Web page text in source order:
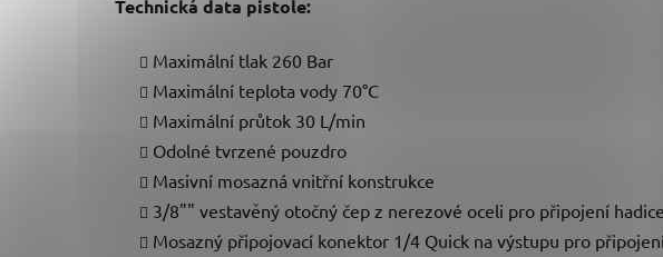
Technická data pistole:
Maximální tlak 260 Bar
Maximální teplota vody 70°C
Maximální průtok 30 L/min
Odolné tvrzené pouzdro
Masivní mosazná vnitřní konstrukce
3/8"" vestavěný otočný čep z nerezové oceli pro připojení hadice
Mosazný připojovací konektor 1/4 Quick na výstupu pro